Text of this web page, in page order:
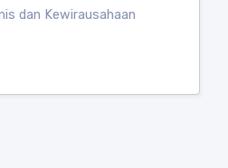
dan Kewirausahaan